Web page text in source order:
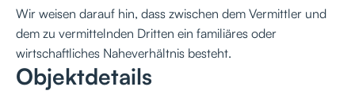
Wir weisen darauf hin, dass zwischen dem Vermittler und
dem zu vermittelnden Dritten ein familiäres oder
wirtschaftliches Naheverhältnis besteht.
Objektdetails